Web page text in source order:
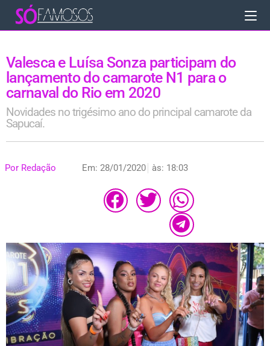
Valesca e Luísa Sonza participam do
lançamento do camarote N1 para o
carnaval do Rio em 2020
Novidades no trigésimo ano do principal camarote da
Sapucaí.
Por Redação Em: 28/01/2020 às: 18:03